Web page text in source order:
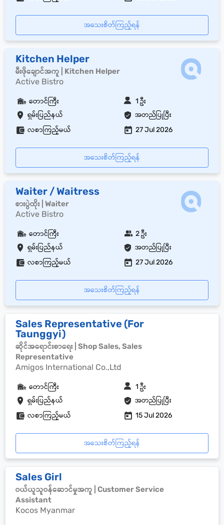
အသေးစိတ်ကြည့်ရန်
Kitchen Helper
မီးဖိုချောင်အကူ | Kitchen Helper
Active Bistro
ရှမ်းပြည်နယ် အတည်ပြုပြီး
တောင်ကြီး 1 ဦး
လစာကြည့်မယ် 27 Jul 2026
အသေးစိတ်ကြည့်ရန်
Waiter / Waitress
စားပွဲထိုး | Waiter
Active Bistro
ရှမ်းပြည်နယ် အတည်ပြုပြီး
တောင်ကြီး 2 ဦး
လစာကြည့်မယ် 27 Jul 2026
အသေးစိတ်ကြည့်ရန်
Sales Representative (For
Taunggyi)
ဆိုင်အရောင်းစာရေး | Shop Sales, Sales
Representative
Amigos International Co.,Ltd
ရှမ်းပြည်နယ် အတည်ပြုပြီး
တောင်ကြီး 1 ဦး
လစာကြည့်မယ် 15 Jul 2026
အသေးစိတ်ကြည့်ရန်
Sales Girl
ဝယ်ယူသူဝန်ဆောင်မှုအကူ | Customer Service
Assistant
Kocos Myanmar